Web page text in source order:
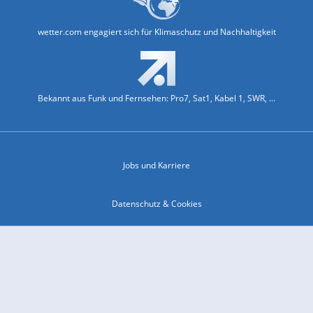
wetter.com engagiert sich für Klimaschutz und Nachhaltigkeit
Bekannt aus Funk und Fernsehen: Pro7, Sat1, Kabel 1, SWR, ...
Jobs und Karriere
Datenschutz & Cookies